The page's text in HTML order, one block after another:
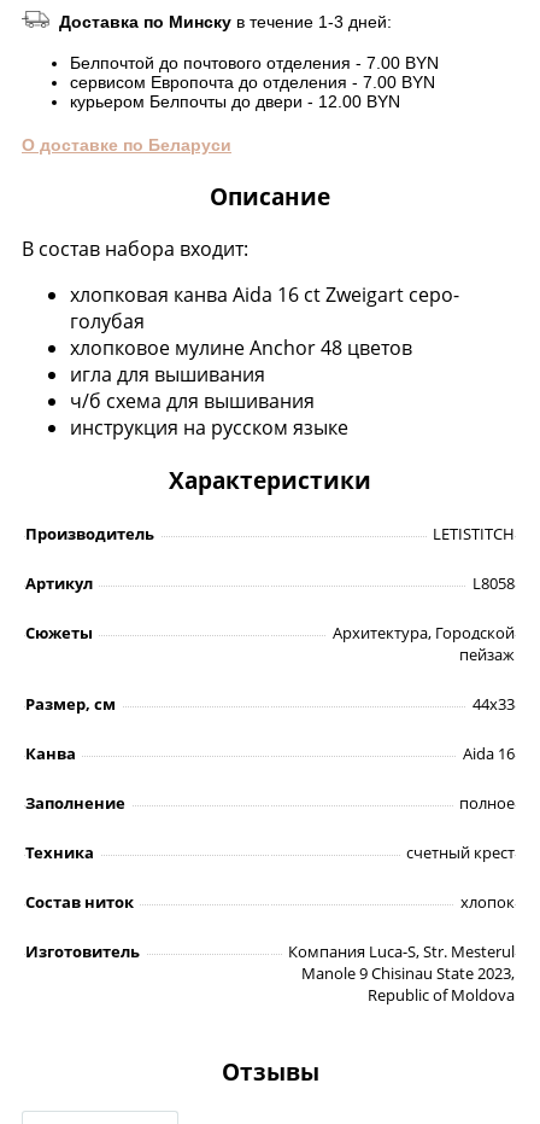
Доставка по Минску в течение 1-3 дней:
Белпочтой до почтового отделения - 7.00 BYN
сервисом Европочта до отделения - 7.00 BYN
курьером Белпочты до двери - 12.00 BYN
О доставке по Беларуси
Описание
В состав набора входит:
хлопковая канва Aida 16 ct Zweigart серо-
голубая
хлопковое мулине Anchor 48 цветов
игла для вышивания
ч/б схема для вышивания
инструкция на русском языке
Характеристики
Производитель LETISTITCH
Артикул L8058
Сюжеты
Архитектура, Городской
пейзаж
Размер, см 44х33
Канва Aida 16
Заполнение полное
Техника счетный крест
Состав ниток хлопок
Изготовитель
Компания Luca-S, Str. Mesterul
Manole 9 Chisinau State 2023,
Republic of Moldova
Отзывы